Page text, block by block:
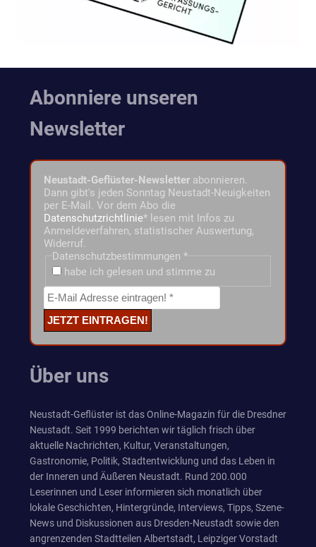
Abonniere unseren
Newsletter
Neustadt-Geflüster-Newsletter abonnieren.
Dann gibt's jeden Sonntag Neustadt-Neuigkeiten
per E-Mail. Vor dem Abo die
Datenschutzrichtlinie* lesen mit Infos zu
Anmeldeverfahren, statistischer Auswertung,
Widerruf.
Datenschutzbestimmungen *
habe ich gelesen und stimme zu
Über uns
Neustadt-Geflüster ist das Online-Magazin für die Dresdner
Neustadt. Seit 1999 berichten wir täglich frisch über
aktuelle Nachrichten, Kultur, Veranstaltungen,
Gastronomie, Politik, Stadtentwicklung und das Leben in
der Inneren und Äußeren Neustadt. Rund 200.000
Leserinnen und Leser informieren sich monatlich über
lokale Geschichten, Hintergründe, Interviews, Tipps, Szene-
News und Diskussionen aus Dresden-Neustadt sowie den
angrenzenden Stadtteilen Albertstadt, Leipziger Vorstadt